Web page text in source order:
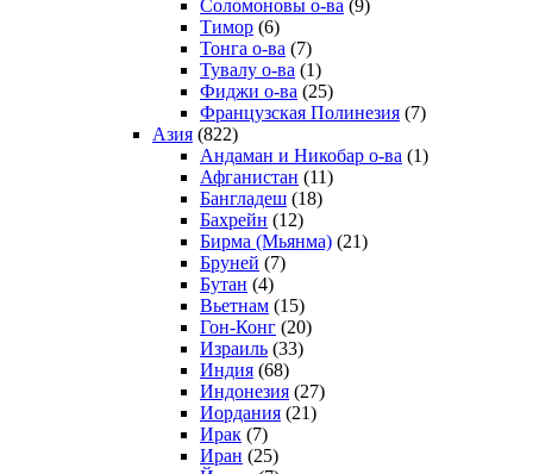
Соломоновы о-ва (9)
Тимор (6)
Тонга о-ва (7)
Тувалу о-ва (1)
Фиджи о-ва (25)
Французская Полинезия (7)
Азия (822)
Андаман и Никобар о-ва (1)
Афганистан (11)
Бангладеш (18)
Бахрейн (12)
Бирма (Мьянма) (21)
Бруней (7)
Бутан (4)
Вьетнам (15)
Гон-Конг (20)
Израиль (33)
Индия (68)
Индонезия (27)
Иордания (21)
Ирак (7)
Иран (25)